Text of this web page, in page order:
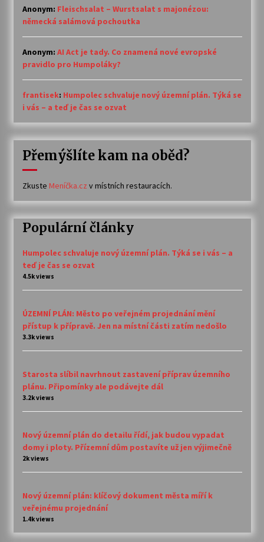
Anonym: Fleischsalat – Wurstsalat s majonézou:
německá salámová pochoutka
Anonym: AI Act je tady. Co znamená nové evropské
pravidlo pro Humpoláky?
frantisek: Humpolec schvaluje nový územní plán. Týká se
i vás – a teď je čas se ozvat
Přemýšlíte kam na oběd?
Zkuste Meníčka.cz v místních restauracích.
Populární články
Humpolec schvaluje nový územní plán. Týká se i vás – a
teď je čas se ozvat
4.5k views
ÚZEMNÍ PLÁN: Město po veřejném projednání mění
přístup k přípravě. Jen na místní části zatím nedošlo
3.3k views
Starosta slíbil navrhnout zastavení příprav územního
plánu. Připomínky ale podávejte dál
3.2k views
Nový územní plán do detailu řídí, jak budou vypadat
domy i ploty. Přízemní dům postavíte už jen výjimečně
2k views
Nový územní plán: klíčový dokument města míří k
veřejnému projednání
1.4k views